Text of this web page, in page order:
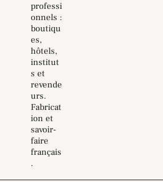
professi
onnels :
boutiqu
es,
hôtels,
institut
s et
revende
urs.
Fabricat
ion et
savoir-
faire
français
.